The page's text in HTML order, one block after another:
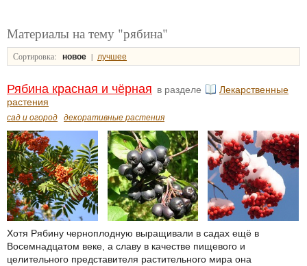
Материалы на тему "рябина"
Сортировка: новое | лучшее
Рябина красная и чёрная в разделе
Лекарственные
растения
сад и огород декоративные растения
Хотя Рябину черноплодную выращивали в садах ещё в
Восемнадцатом веке, а славу в качестве пищевого и
целительного представителя растительного мира она